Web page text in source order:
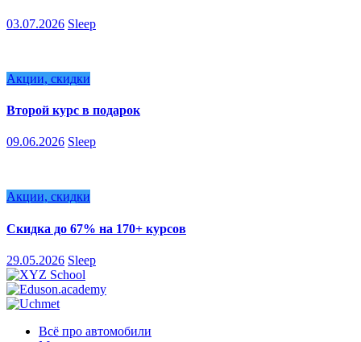
03.07.2026 Sleep
Акции, скидки
Второй курс в подарок
09.06.2026 Sleep
Акции, скидки
Скидка до 67% на 170+ курсов
29.05.2026 Sleep
Всё про автомобили